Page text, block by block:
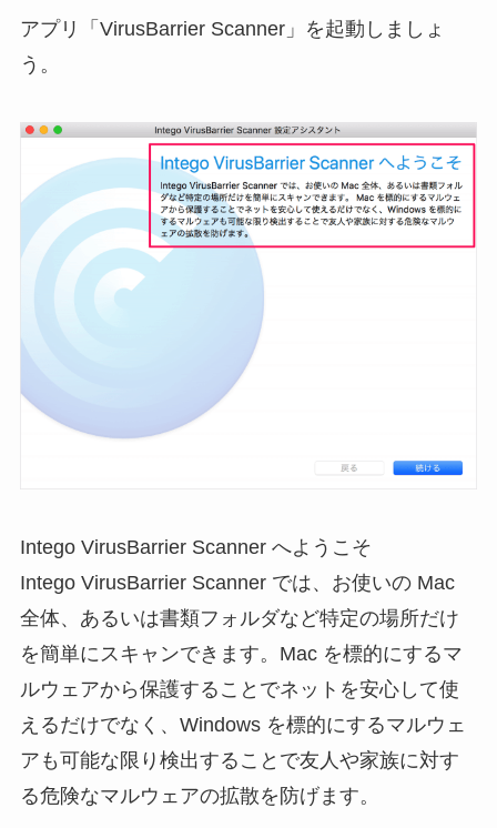
アプリ「VirusBarrier Scanner」を起動しましょ
う。
Intego VirusBarrier Scanner へようこそ
Intego VirusBarrier Scanner では、お使いの Mac
全体、あるいは書類フォルダなど特定の場所だけ
を簡単にスキャンできます。Mac を標的にするマ
ルウェアから保護することでネットを安心して使
えるだけでなく、Windows を標的にするマルウェ
アも可能な限り検出することで友人や家族に対す
る危険なマルウェアの拡散を防げます。